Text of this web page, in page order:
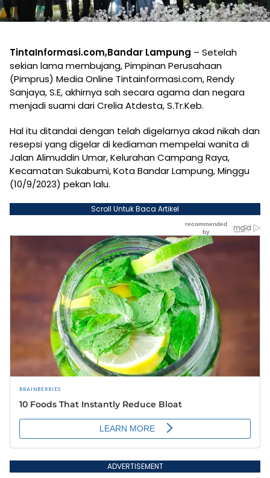
TintaInformasi.com,Bandar Lampung – Setelah
sekian lama membujang, Pimpinan Perusahaan
(Pimprus) Media Online Tintainformasi.com, Rendy
Sanjaya, S.E, akhirnya sah secara agama dan negara
menjadi suami dari Crelia Atdesta, S.Tr.Keb.
Hal itu ditandai dengan telah digelarnya akad nikah dan
resepsi yang digelar di kediaman mempelai wanita di
Jalan Alimuddin Umar, Kelurahan Campang Raya,
Kecamatan Sukabumi, Kota Bandar Lampung, Minggu
(10/9/2023) pekan lalu.
Scroll Untuk Baca Artikel
ADVERTISEMENT